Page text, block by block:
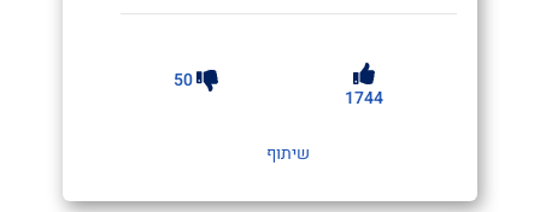
1744
50
שיתוף